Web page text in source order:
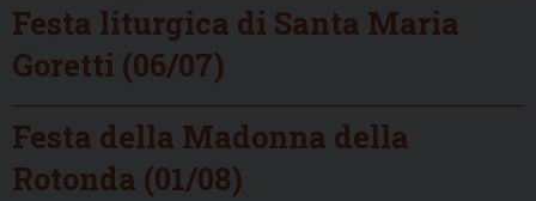
Festa liturgica di Santa Maria
Goretti (06/07)
Festa della Madonna della
Rotonda (01/08)